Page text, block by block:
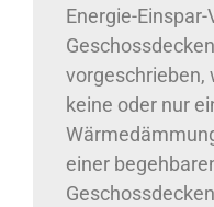
Energie-
vorgeschrieben,
keine oder nur
einer